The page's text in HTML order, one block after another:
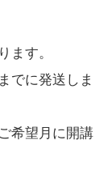
ます。
でに発送しま
希望月に開講